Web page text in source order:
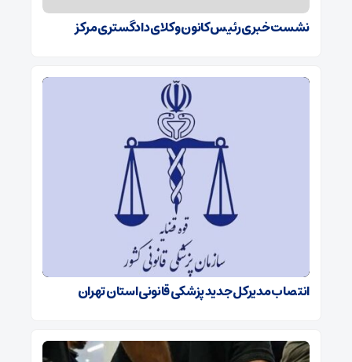
نشست خبری رئیس کانون وکلای دادگستری مرکز
انتصاب مدیرکل جدید پزشکی قانونی استان تهران